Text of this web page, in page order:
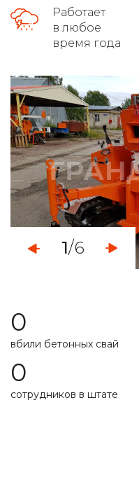
осуществляет доставку
монтаж свайно-
демонтаж свайных
установка винтовых
услуги по ремонту
укрепление ленточного
работа с любыми типами
расчет несущей
долговечность
замер уровня
1/6
Работает
в любое
время года
0
вбили бетонных свай
0
сотрудников в штате